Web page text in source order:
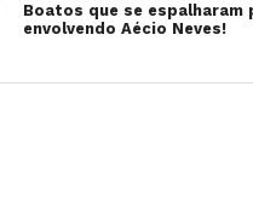
Boatos que se espalharam
envolvendo Aécio Neves!